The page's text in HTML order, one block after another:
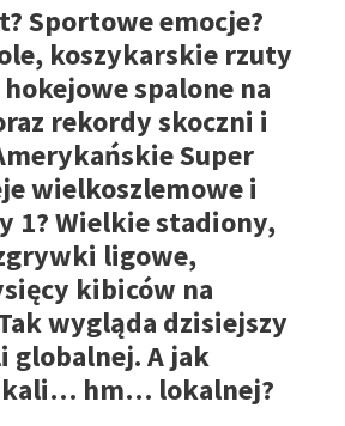
Sportowe emocje?
koszykarskie rzuty
spalone na
rekordy skoczni i
Super
wielkoszlemowe i
1? Wielkie stadiony,
ligowe,
kibiców na
wygląda dzisiejszy
globalnej. A jak
hm… lokalnej?